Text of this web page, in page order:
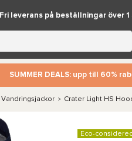
Fri leverans på beställningar över 1
SUMMER DEALS: upp till 60%
Vandringsjackor > Crater Light HS
Eco-considered